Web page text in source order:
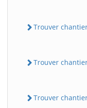
Trouver
Trouver
Trouver